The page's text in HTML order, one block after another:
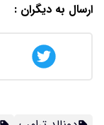
ارسال به دیگران :